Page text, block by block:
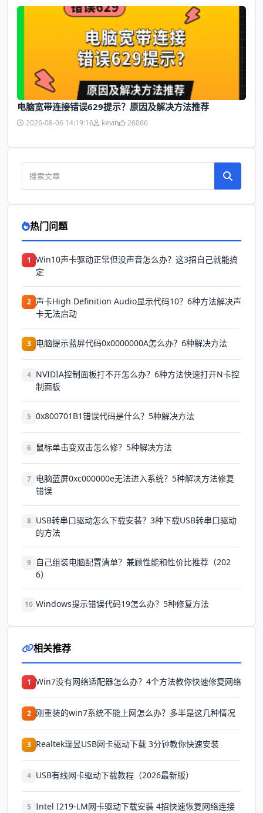
电脑宽带连接错误629提示？原因及解决方法推荐
2026-08-06 14:19:16 kevin 26066
热门问题
1 Win10声卡驱动正常但没声音怎么办？这3招自己就能搞
定
2 声卡High Definition Audio显示代码10？6种方法解决声
卡无法启动
3 电脑提示蓝屏代码0x0000000A怎么办？6种解决方法
4 NVIDIA控制面板打不开怎么办？6种方法快速打开N卡控
制面板
5 0x800701B1错误代码是什么？5种解决方法
6 鼠标单击变双击怎么修？5种解决方法
7 电脑蓝屏0xc000000e无法进入系统？5种解决方法修复
错误
8 USB转串口驱动怎么下载安装？3种下载USB转串口驱动
的方法
9
自己组装电脑配置清单？兼顾性能和性价比推荐（202
6）
10 Windows提示错误代码19怎么办？5种修复方法
相关推荐
1 Win7没有网络适配器怎么办？4个方法教你快速修复网络
2 刚重装的win7系统不能上网怎么办？多半是这几种情况
3 Realtek瑞昱USB网卡驱动下载 3分钟教你快速安装
4 USB有线网卡驱动下载教程（2026最新版）
5 Intel I219-LM网卡驱动下载安装 4招快速恢复网络连接